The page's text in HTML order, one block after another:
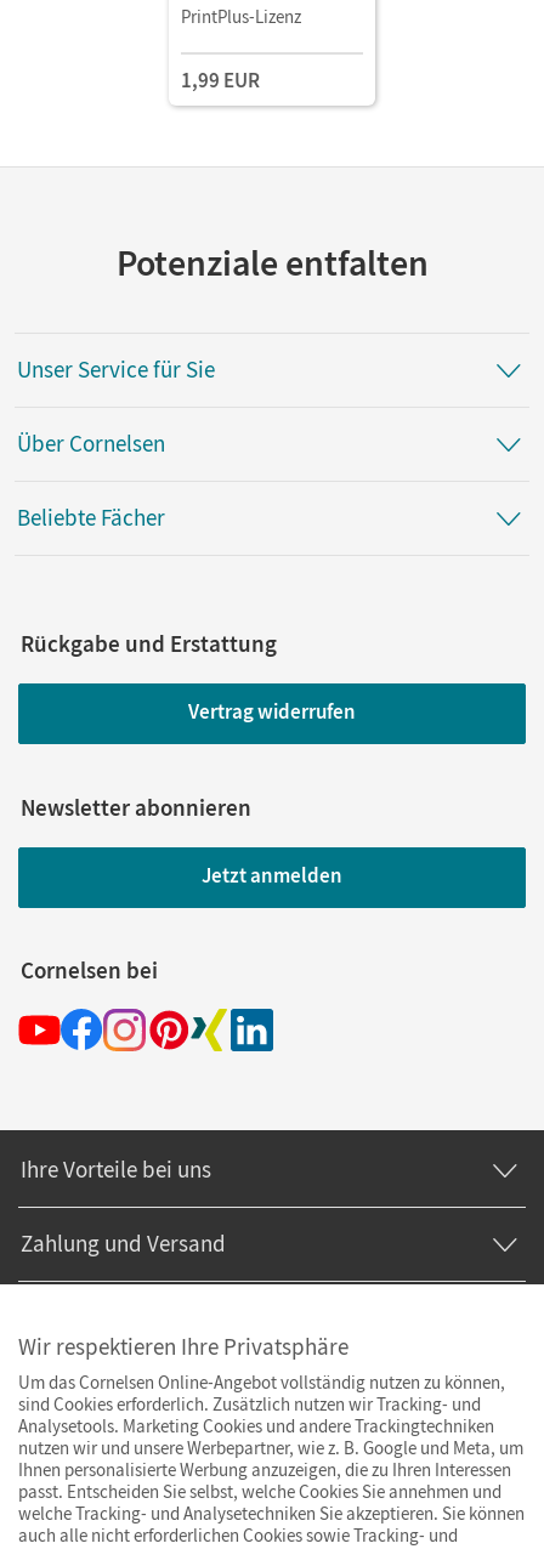
PrintPlus-Lizenz
1,99 EUR
Potenziale entfalten
Unser Service für Sie
Über Cornelsen
Beliebte Fächer
Rückgabe und Erstattung
Vertrag widerrufen
Newsletter abonnieren
Jetzt anmelden
Cornelsen bei
Ihre Vorteile bei uns
Zahlung und Versand
Wir respektieren Ihre Privatsphäre
Um das Cornelsen Online-Angebot vollständig nutzen zu können,
sind Cookies erforderlich. Zusätzlich nutzen wir Tracking- und
Analysetools. Marketing Cookies und andere Trackingtechniken
nutzen wir und unsere Werbepartner, wie z. B. Google und Meta, um
Ihnen personalisierte Werbung anzuzeigen, die zu Ihren Interessen
passt. Entscheiden Sie selbst, welche Cookies Sie annehmen und
welche Tracking- und Analysetechniken Sie akzeptieren. Sie können
auch alle nicht erforderlichen Cookies sowie Tracking- und